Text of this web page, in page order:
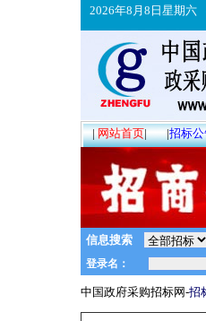
2026年8月8日星期六
|网站首页| |招标
信息搜索
中国政府采购招标网-招